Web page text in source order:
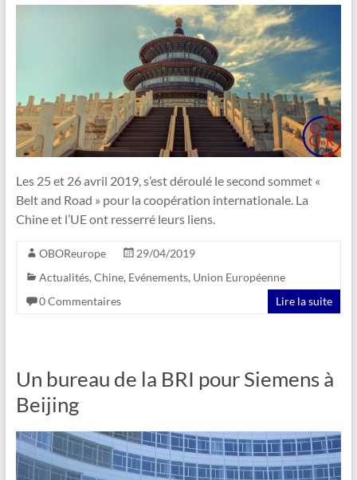
Les 25 et 26 avril 2019, s’est déroulé le second sommet «
Belt and Road » pour la coopération internationale. La
Chine et l’UE ont resserré leurs liens.
OBOReurope
29/04/2019
Actualités, Chine, Evénements, Union Européenne
0 Commentaires
Lire la suite
Un bureau de la BRI pour Siemens à
Beijing